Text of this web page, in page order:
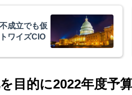
ブル崩壊と
100万ドル
目的に2022年度予